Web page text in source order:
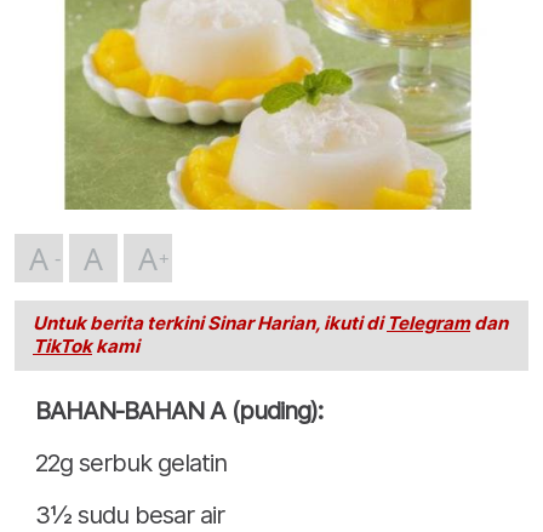
A A A
Untuk berita terkini Sinar Harian, ikuti di Telegramdan
TikTokkami
BAHAN-BAHAN A (puding):
22g serbuk gelatin
3½ sudu besar air